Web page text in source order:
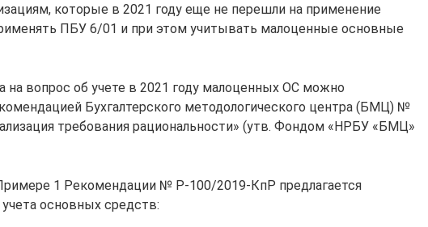
которые в 2021 году еще не перешли на применение
ПБУ 6/01 и при этом учитывать малоценные основные
на вопрос об учете в 2021 году малоценных ОС можно
Бухгалтерского методологического центра (БМЦ) №
требования рациональности» (утв. Фондом «НРБУ «БМЦ»
1 Рекомендации № Р-100/2019-КпР предлагается
основных средств: